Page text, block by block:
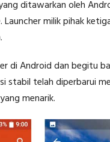
ditawarkan oleh
milik pihak
di Android dan begitu
stabil telah diperbarui
menarik.